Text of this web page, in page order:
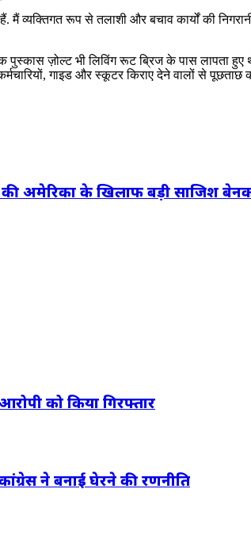
व्यक्तिगत रूप से तलाशी और बचाव कार्यों की
ज़ोल्ट भी लिविंग रूट ब्रिज के पास लापता हुए
गाइड और स्कूटर किराए देने वालों से
की अमेरिका के खिलाफ बड़ी साजिश
को किया गिरफ्तार
ने बनाई घेरने की रणनीति